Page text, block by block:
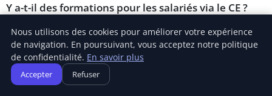
Y a-t-il des formations pour les salariés via le CE ?
Oui, le comité propose des modules de formation en
ligne pour encourager le développement des
compétences et la reconversion professionnelle.
Nous utilisons des cookies pour améliorer votre expérience
de navigation. En poursuivant, vous acceptez notre politique
de confidentialité. En savoir plus
Accepter Refuser